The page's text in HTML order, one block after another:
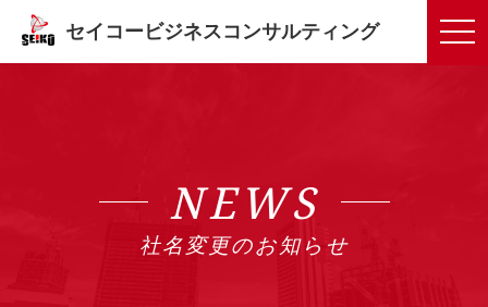
セイコービジネスコンサルティング
NEWS
社名変更のお知らせ